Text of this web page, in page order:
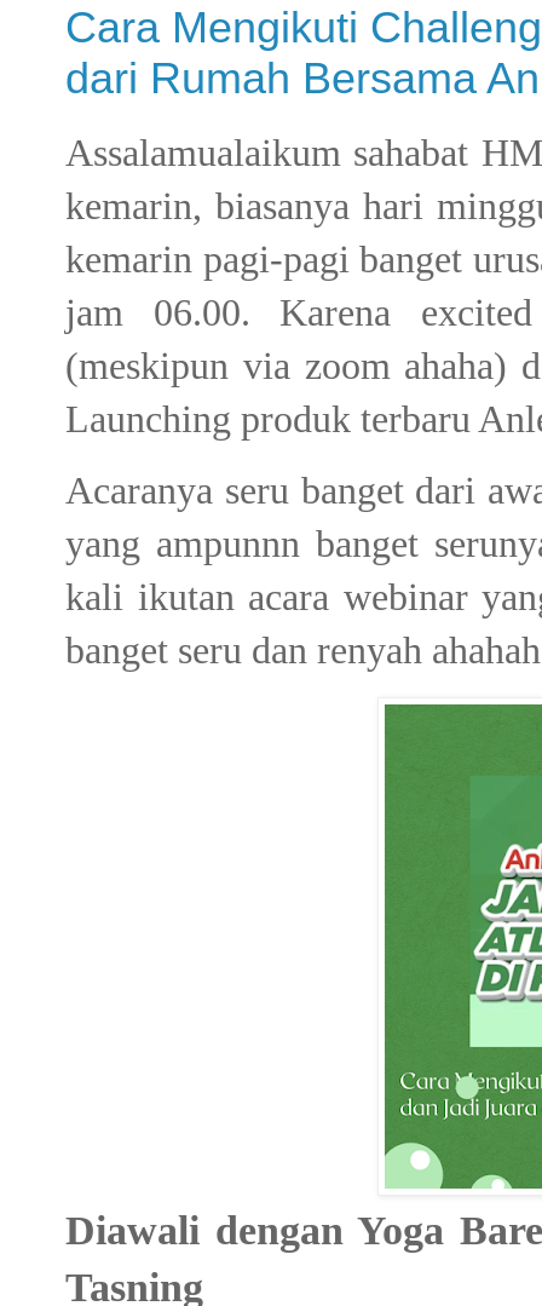
Cara Mengikuti
dari Rumah Bersama
Assalamualaikum sahabat
kemarin, biasanya hari
kemarin pagi-pagi banget
jam 06.00. Karena
(meskipun via zoom ahaha)
Launching produk terbaru
Acaranya seru banget dari
yang ampunnn banget
kali ikutan acara webinar
banget seru dan renyah
Diawali dengan Yoga
Tasning